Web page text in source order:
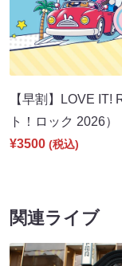
【早割】LOVE IT!
ト！ロック 2026
¥3500 (税込)
関連ライブ